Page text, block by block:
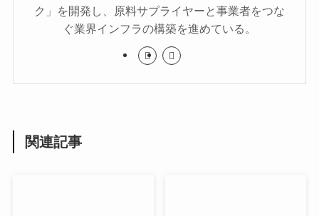
ク」を開発し、原料サプライヤーと事業者をつな
ぐ業界インフラの構築を進めている。
関連記事